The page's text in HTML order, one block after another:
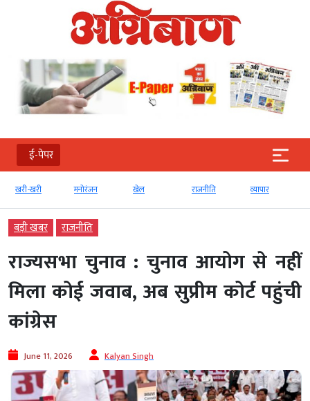
ई-पेपर
मनोरंजन खेल राजनीति व्‍यापार टेक्‍नोलॉजी
बड़ी खबर राजनीति
राज्यसभा चुनाव : चुनाव आयोग से नहीं
मिला कोई जवाब, अब सुप्रीम कोर्ट पहुंची
कांग्रेस
June 11, 2026 Kalyan Singh